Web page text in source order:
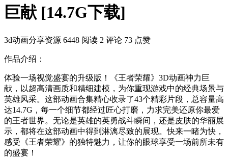
巨献 [14.7G下载]
3d动画分享资源 6448 阅读 2 评论 73 点赞
作品介绍：
体验一场视觉盛宴的升级版！《王者荣耀》3D动画神力巨
献，以超高清画质和精细建模，为你重现游戏中的经典场景与
英雄风采。这部动画合集精心收录了43个精彩片段，总容量高
达14.7G，每一个细节都经过匠心打磨，力求完美还原你最爱
的王者世界。无论是英雄的英勇战斗瞬间，还是皮肤的华丽展
示，都将在这部动画中得到淋漓尽致的展现。快来一睹为快，
感受《王者荣耀》的独特魅力，让你的眼球享受一场前所未有
的盛宴！